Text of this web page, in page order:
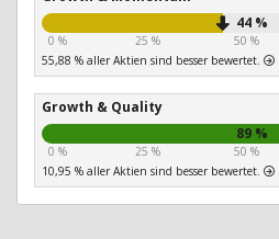
44 %
0 % 25 % 50 %
55,88 % aller Aktien sind besser bewertet.
Growth & Quality
89 %
0 % 25 % 50 %
10,95 % aller Aktien sind besser bewertet.